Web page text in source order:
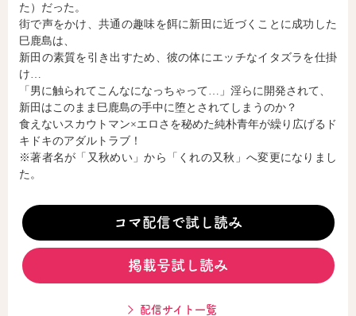
コミックパルフェ
た）だった。
街で声をかけ、共通の趣味を餌に新田に近づくことに成功した
巳鹿島は、
新田の素質を引き出すため、彼の体にエッチなイタズラを仕掛
け…
「男に触られてこんなになっちゃって…」淫らに開発されて、
新田はこのまま巳鹿島の手中に堕とされてしまうのか？
食えないスカウトマン×エロさを秘めた純朴青年が繰り広げるド
キドキのアダルトラブ！
※著者名が「又秋めい」から「くれの又秋」へ変更になりまし
た。
コマ配信で試し読み
掲載号試し読み
配信サイト一覧